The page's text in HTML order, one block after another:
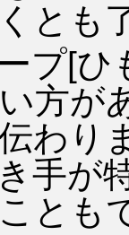
とも
プ[
方が
わり
手が
とも